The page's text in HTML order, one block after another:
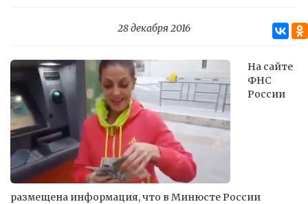
28 декабря 2016
На сайте
ФНС
России
размещена информация, что в Минюсте России